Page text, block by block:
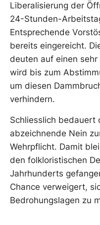
Liberalisierung der
24-Stunden-
Entsprechende
bereits eingereicht.
deuten auf einen sehr
wird bis zum
um diesen
verhindern.
Schliesslich bedauert
abzeichnende Nein
Wehrpflicht. Damit
den folkloristischen
Jahrhunderts
Chance verweigert,
Bedrohungslagen zu